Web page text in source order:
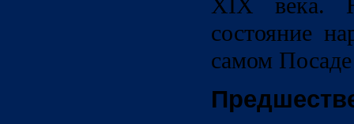
XIX века.
состояние
самом